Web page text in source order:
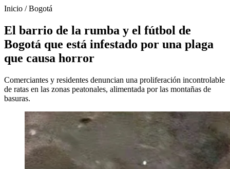
Inicio /Bogotá
El barrio de la rumba y el fútbol de
Bogotá que está infestado por una plaga
que causa horror
Comerciantes y residentes denuncian una proliferación incontrolable
de ratas en las zonas peatonales, alimentada por las montañas de
basuras.